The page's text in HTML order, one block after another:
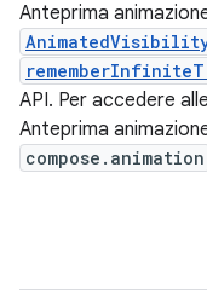
Anteprima
API. Per accedere
Anteprima
compose.animation